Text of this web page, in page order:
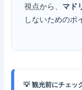
視点から、 マド
しないためのポ
💡 観光前にチェッ